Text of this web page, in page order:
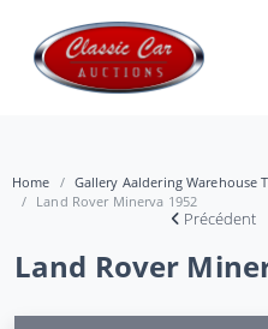
Home
Gallery Aaldering Warehouse
Land Rover Minerva 1952
Précédent
Land Rover